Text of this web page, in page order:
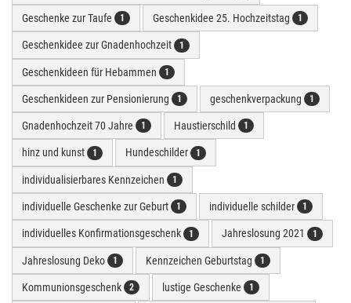
Geschenke zur Taufe 1 Geschenkidee 25. Hochzeitstag 1
Geschenkidee zur Gnadenhochzeit 1
Geschenkideen für Hebammen 1
Geschenkideen zur Pensionierung 1 geschenkverpackung 1
Gnadenhochzeit 70 Jahre 1 Haustierschild 1
hinz und kunst 1 Hundeschilder 1
individualisierbares Kennzeichen 1
individuelle Geschenke zur Geburt 1 individuelle schilder 1
individuelles Konfirmationsgeschenk 1 Jahreslosung 2021 1
Jahreslosung Deko 1 Kennzeichen Geburtstag 1
Kommunionsgeschenk 2 lustige Geschenke 1